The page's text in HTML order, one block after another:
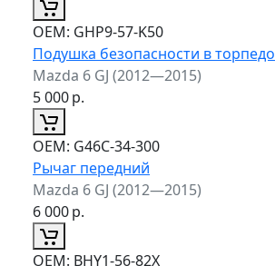
ОЕМ: GHP9-57-K50
Подушка безопасности в торпедо
Mazda 6 GJ (2012—2015)
5 000р.
ОЕМ: G46C-34-300
Рычаг передний
Mazda 6 GJ (2012—2015)
6 000р.
ОЕМ: BHY1-56-82X